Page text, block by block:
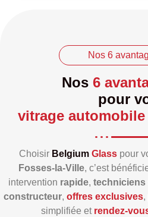
Nos 6
Nos 6
pour
vitrage
Choisir Belgium Glasspour
Fosses-la-Ville, c’est
intervention rapide, techniciens
constructeur, offres exclusives,
simplifiée et